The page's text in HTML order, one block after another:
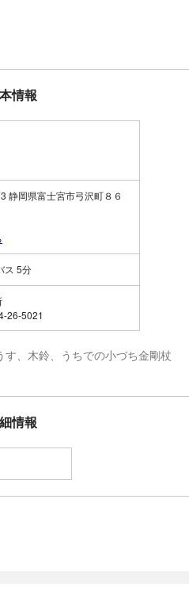
情報
静岡県富士宮市弓沢町８６
ス 5分
26-5021
、木鈴、うちでの小づち金剛杖
情報